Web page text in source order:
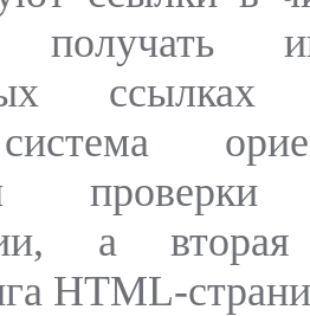
получать
ссылках
проверки
а
HTML-